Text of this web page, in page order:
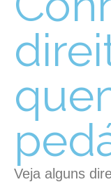
Veja alguns